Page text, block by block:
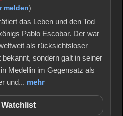
melden)
das Leben und den Tod
Pablo Escobar. Der war
als rücksichtsloser
sondern galt in seiner
Medellin im Gegensatz als
und... mehr